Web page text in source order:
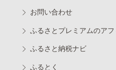
お問い合わせ
ふるさとプレミアムのアフ
ふるさと納税ナビ
ふるとく